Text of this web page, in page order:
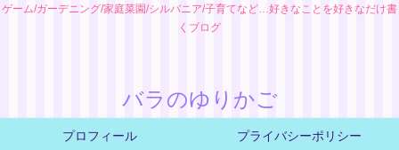
ゲーム/ガーデニング/家庭菜園/シルバニア/子育てなど…好きなことを好きなだけ書
くブログ
バラのゆりかご
プロフィール プライバシーポリシー